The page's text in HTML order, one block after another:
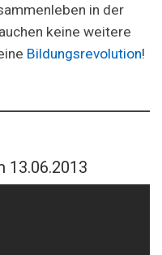
in der
keine weitere
Bildungsrevolution!
13.06.2013